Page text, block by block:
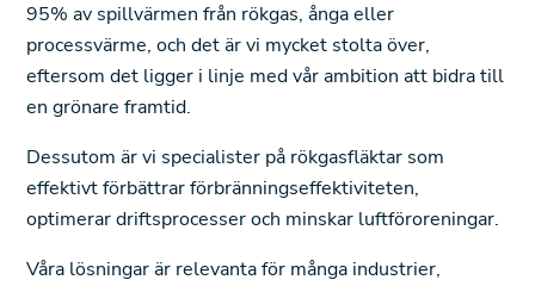
95% av spillvärmen från rökgas, ånga eller
processvärme, och det är vi mycket stolta över,
eftersom det ligger i linje med vår ambition att bidra till
en grönare framtid.
Dessutom är vi specialister på rökgasfläktar som
effektivt förbättrar förbränningseffektiviteten,
optimerar driftsprocesser och minskar luftföroreningar.
Våra lösningar är relevanta för många industrier,